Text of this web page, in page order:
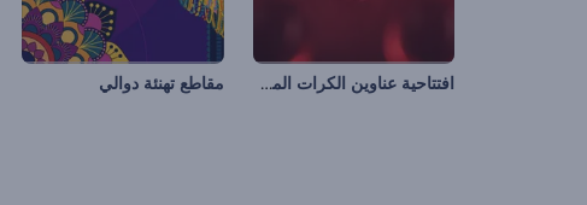
افتتاحية عناوين الكرات المجردة مقاطع تهنئة دوالي